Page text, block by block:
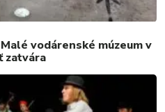
vodárenské múzeum v
zatvára